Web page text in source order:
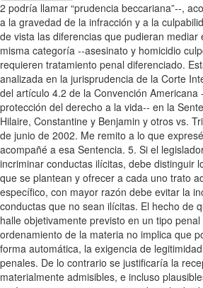
2 podría llamar “prudencia beccariana”--,
a la gravedad de la infracción y a la
de vista las diferencias que pudieran mediar
misma categoría --asesinato y homicidio
requieren tratamiento penal diferenciado.
analizada en la jurisprudencia de la Corte
del artículo 4.2 de la Convención Americana
protección del derecho a la vida-- en la
Hilaire, Constantine y Benjamin y otros vs.
de junio de 2002. Me remito a lo que
acompañé a esa Sentencia. 5. Si el
incriminar conductas ilícitas, debe distinguir
que se plantean y ofrecer a cada uno trato
específico, con mayor razón debe evitar la
conductas que no sean ilícitas. El hecho de
halle objetivamente previsto en un tipo
ordenamiento de la materia no implica que
forma automática, la exigencia de
penales. De lo contrario se justificaría la
materialmente admisibles, e incluso